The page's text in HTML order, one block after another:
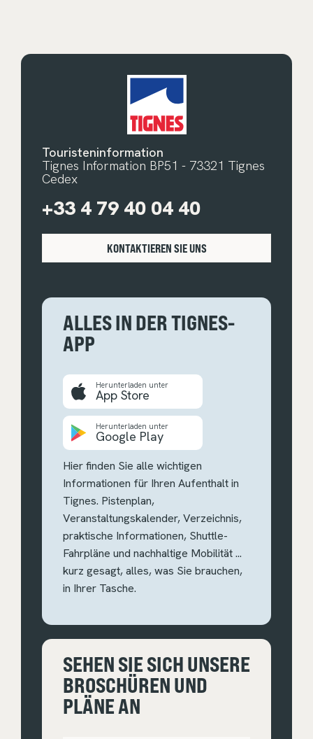
Touristeninformation
Tignes Information BP51 - 73321 Tignes
Cedex
+33 4 79 40 04 40
KONTAKTIEREN SIE UNS
ALLES IN DER TIGNES-
APP
Herunterladen unter
App Store
Herunterladen unter
Google Play
Hier finden Sie alle wichtigen
Informationen für Ihren Aufenthalt in
Tignes. Pistenplan,
Veranstaltungskalender, Verzeichnis,
praktische Informationen, Shuttle-
Fahrpläne und nachhaltige Mobilität ...
kurz gesagt, alles, was Sie brauchen,
in Ihrer Tasche.
SEHEN SIE SICH UNSERE
BROSCHÜREN UND
PLÄNE AN